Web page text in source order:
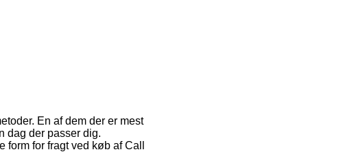
En af dem der er mest
dag der passer dig.
for fragt ved køb af Call